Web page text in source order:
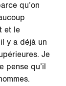
qu’on
et le
y a déjà un
Je
pense qu’il